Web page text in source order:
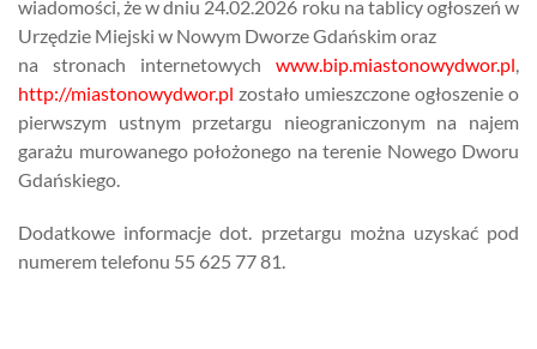
wiadomości, że w dniu 24.02.2026 roku na tablicy ogłoszeń w
Urzędzie Miejski w Nowym Dworze Gdańskim oraz
na stronach internetowych www.bip.miastonowydwor.pl,
http://miastonowydwor.pl zostało umieszczone ogłoszenie o
pierwszym ustnym przetargu nieograniczonym na najem
garażu murowanego położonego na terenie Nowego Dworu
Gdańskiego.
Dodatkowe informacje dot. przetargu można uzyskać pod
numerem telefonu 55 625 77 81.